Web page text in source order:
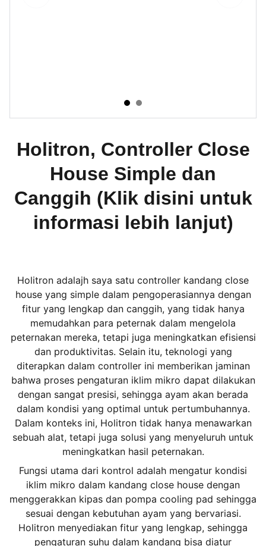
Holitron, Controller Close
House Simple dan
Canggih (Klik disini untuk
informasi lebih lanjut)
Holitron adalajh saya satu controller kandang close
house yang simple dalam pengoperasiannya dengan
fitur yang lengkap dan canggih, yang tidak hanya
memudahkan para peternak dalam mengelola
peternakan mereka, tetapi juga meningkatkan efisiensi
dan produktivitas. Selain itu, teknologi yang
diterapkan dalam controller ini memberikan jaminan
bahwa proses pengaturan iklim mikro dapat dilakukan
dengan sangat presisi, sehingga ayam akan berada
dalam kondisi yang optimal untuk pertumbuhannya.
Dalam konteks ini, Holitron tidak hanya menawarkan
sebuah alat, tetapi juga solusi yang menyeluruh untuk
meningkatkan hasil peternakan.
Fungsi utama dari kontrol adalah mengatur kondisi
iklim mikro dalam kandang close house dengan
menggerakkan kipas dan pompa cooling pad sehingga
sesuai dengan kebutuhan ayam yang bervariasi.
Holitron menyediakan fitur yang lengkap, sehingga
pengaturan suhu dalam kandang bisa diatur